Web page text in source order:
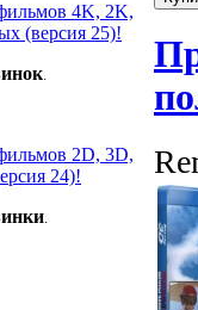
4K, 2K,
(версия 25)!
ок.
2D, 3D,
24)!
ки.